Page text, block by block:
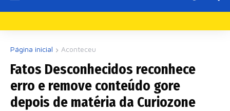
Página inicial Aconteceu
Fatos Desconhecidos reconhece
erro e remove conteúdo gore
depois de matéria da Curiozone